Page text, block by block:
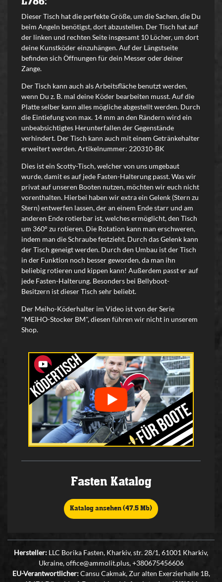
Dieser Tisch hat die perfekte Größe, um die Sachen, die Du
beim Angeln benötigst, dort abzustellen. Der Tisch hat auf
der linken und rechten Seite insgesamt 10 Löcher, um dort
deine Kunstköder einzuhängen. Auf der Längstseite
befinden sich Öffnungen für dein Messer oder deiner
Zange.
Der Tisch kann auch als Arbeitsfläche benutzt werden,
wenn Du z. B. mal deine Köder bearbeiten musst. Auf die
Platte selber kann alles mögliche abgestellt werden. Durch
die Eintiefung von max. 14 mm an den Rändern wird ein
unbeabsichtigtes Herunterfallen der Gegenstände
verhindert. Der Tisch kann auch mit einem Getränkehalter
erweitert werden. Artikelnummer: 220310-BK
Dies ist ein Scotty-Tisch, welcher von uns umgebaut
wurde, damit es auf jede Fasten-Halterung passt. Was wir
privat auf unseren Booten nutzen, möchten wir euch nicht
vorenthalten. Hierbei haben wir extra ein Gelenk (Stern zu
Stern) entwerfen lassen, der an einem Ende starr und am
anderen Ende rotierbar ist, welches ermöglicht, den Tisch
um 360° zu rotieren. Die Rotation kann man erschweren,
indem man die Schraube festzieht. Durch das Gelenk kann
der Tisch geneigt werden. Durch den Umbau ist der Tisch
in der Funktion noch besser geworden, da man ihn
beliebig rotieren und kippen kann! Außerdem passt er auf
jede Fasten-Halterung. Besonders bei Bellyboot-
Besitzern ist dieser Tisch sehr beliebt.
Der Meiho-Köderhalter im Video ist von der Serie
"MEIHO-Stocker BM", diesen führen wir nicht in unserem
Shop.
Fasten Katalog
Katalog ansehen (47,5 Mb)
Hersteller: LLC Borika Fasten, Kharkiv, str. 28/1, 61001 Kharkiv,
Ukraine, office@ammolit.plus, +380675456606
EU-Verantwortlicher:Cansu Cakmak, Zur alten Exerzierhalle 1B,